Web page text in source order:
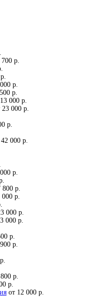
700 р.
р.
р.
000 р.
23 000 р.
р.
42 000 р.
р.
800 р.
000 р.
000 р.
000 р.
р.
р.
р.
р.
от 12 000 р.